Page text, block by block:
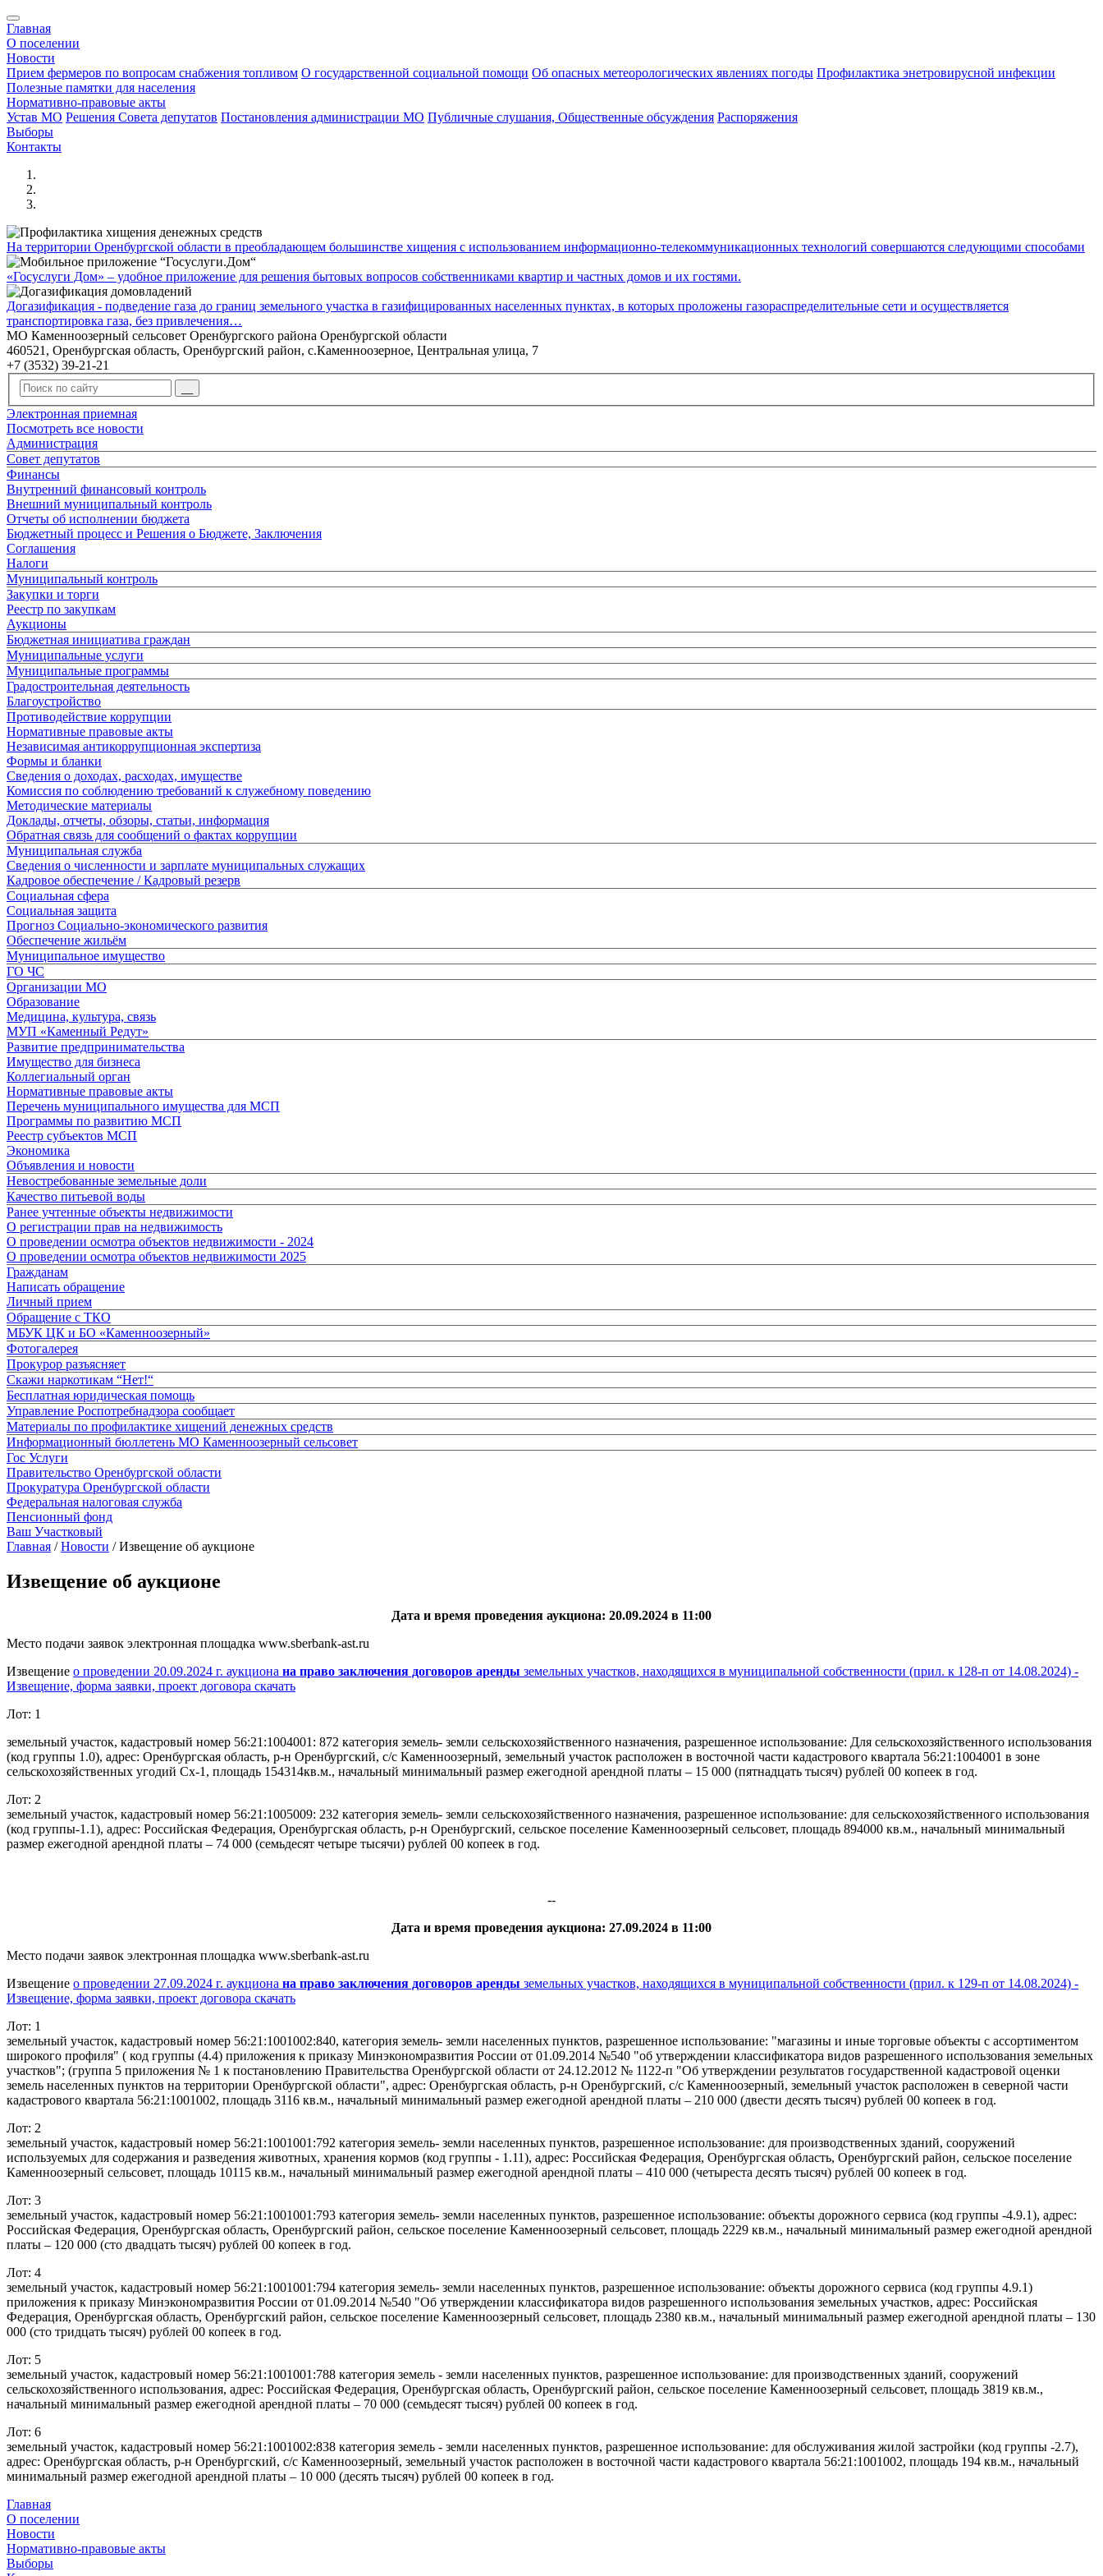
Главная
О поселении
Новости
Прием фермеров по вопросам снабжения топливом О государственной социальной помощи Об опасных метеорологических явлениях погоды Профилактика энетровирусной инфекции
Полезные памятки для населения
Нормативно-правовые акты
Устав МО Решения Совета депутатов Постановления администрации МО Публичные слушания, Общественные обсуждения Распоряжения
Выборы
Контакты
На территории Оренбургской области в преобладающем большинстве хищения с использованием информационно-телекоммуникационных технологий совершаются следующими способами
«Госуслуги Дом» – удобное приложение для решения бытовых вопросов собственниками квартир и частных домов и их гостями.
Догазификация - подведение газа до границ земельного участка в газифицированных населенных пунктах, в которых проложены газораспределительные сети и осуществляется
транспортировка газа, без привлечения…
МО Каменноозерный сельсовет Оренбургского района Оренбургской области
460521, Оренбургская область, Оренбургский район, с.Каменноозерное, Центральная улица, 7
+7 (3532) 39-21-21
Электронная приемная
Посмотреть все новости
Администрация
Совет депутатов
Финансы
Внутренний финансовый контроль
Внешний муниципальный контроль
Отчеты об исполнении бюджета
Бюджетный процесс и Решения о Бюджете, Заключения
Соглашения
Налоги
Муниципальный контроль
Закупки и торги
Реестр по закупкам
Аукционы
Бюджетная инициатива граждан
Муниципальные услуги
Муниципальные программы
Градостроительная деятельность
Благоустройство
Противодействие коррупции
Нормативные правовые акты
Независимая антикоррупционная экспертиза
Формы и бланки
Сведения о доходах, расходах, имуществе
Комиссия по соблюдению требований к служебному поведению
Методические материалы
Доклады, отчеты, обзоры, статьи, информация
Обратная связь для сообщений о фактах коррупции
Муниципальная служба
Сведения о численности и зарплате муниципальных служащих
Кадровое обеспечение / Кадровый резерв
Социальная сфера
Социальная защита
Прогноз Социально-экономического развития
Обеспечение жильём
Муниципальное имущество
ГО ЧС
Организации МО
Образование
Медицина, культура, связь
МУП «Каменный Редут»
Развитие предпринимательства
Имущество для бизнеса
Коллегиальный орган
Нормативные правовые акты
Перечень муниципального имущества для МСП
Программы по развитию МСП
Реестр субъектов МСП
Экономика
Объявления и новости
Невостребованные земельные доли
Качество питьевой воды
Ранее учтенные объекты недвижимости
О регистрации прав на недвижимость
О проведении осмотра объектов недвижимости - 2024
О проведении осмотра объектов недвижимости 2025
Гражданам
Написать обращение
Личный прием
Обращение с ТКО
МБУК ЦК и БО «Каменноозерный»
Фотогалерея
Прокурор разъясняет
Скажи наркотикам “Нет!“
Бесплатная юридическая помощь
Управление Роспотребнадзора сообщает
Материалы по профилактике хищений денежных средств
Информационный бюллетень МО Каменноозерный сельсовет
Гос Услуги
Правительство Оренбургской области
Прокуратура Оренбургской области
Федеральная налоговая служба
Пенсионный фонд
Ваш Участковый
Главная /Новости /Извещение об аукционе
Извещение об аукционе
Дата и время проведения аукциона: 20.09.2024 в 11:00
Место подачи заявок электронная площадка www.sberbank-ast.ru
Извещение о проведении 20.09.2024 г. аукциона на право заключения договоров аренды земельных участков, находящихся в муниципальной собственности (прил. к 128-п от 14.08.2024) -
Извещение, форма заявки, проект договора скачать
Лот: 1
земельный участок, кадастровый номер 56:21:1004001: 872 категория земель- земли сельскохозяйственного назначения, разрешенное использование: Для сельскохозяйственного использования
(код группы 1.0), адрес: Оренбургская область, р-н Оренбургский, с/с Каменноозерный, земельный участок расположен в восточной части кадастрового квартала 56:21:1004001 в зоне
сельскохозяйственных угодий Сх-1, площадь 154314кв.м., начальный минимальный размер ежегодной арендной платы – 15 000 (пятнадцать тысяч) рублей 00 копеек в год.
Лот: 2
земельный участок, кадастровый номер 56:21:1005009: 232 категория земель- земли сельскохозяйственного назначения, разрешенное использование: для сельскохозяйственного использования
(код группы-1.1), адрес: Российская Федерация, Оренбургская область, р-н Оренбургский, сельское поселение Каменноозерный сельсовет, площадь 894000 кв.м., начальный минимальный
размер ежегодной арендной платы – 74 000 (семьдесят четыре тысячи) рублей 00 копеек в год.
--
Дата и время проведения аукциона: 27.09.2024 в 11:00
Место подачи заявок электронная площадка www.sberbank-ast.ru
Извещение о проведении 27.09.2024 г. аукциона на право заключения договоров аренды земельных участков, находящихся в муниципальной собственности (прил. к 129-п от 14.08.2024) -
Извещение, форма заявки, проект договора скачать
Лот: 1
земельный участок, кадастровый номер 56:21:1001002:840, категория земель- земли населенных пунктов, разрешенное использование: "магазины и иные торговые объекты с ассортиментом
широкого профиля" ( код группы (4.4) приложения к приказу Минэкономразвития России от 01.09.2014 №540 "об утверждении классификатора видов разрешенного использования земельных
участков"; (группа 5 приложения № 1 к постановлению Правительства Оренбургской области от 24.12.2012 № 1122-п "Об утверждении результатов государственной кадастровой оценки
земель населенных пунктов на территории Оренбургской области", адрес: Оренбургская область, р-н Оренбургский, с/с Каменноозерный, земельный участок расположен в северной части
кадастрового квартала 56:21:1001002, площадь 3116 кв.м., начальный минимальный размер ежегодной арендной платы – 210 000 (двести десять тысяч) рублей 00 копеек в год.
Лот: 2
земельный участок, кадастровый номер 56:21:1001001:792 категория земель- земли населенных пунктов, разрешенное использование: для производственных зданий, сооружений
используемых для содержания и разведения животных, хранения кормов (код группы - 1.11), адрес: Российская Федерация, Оренбургская область, Оренбургский район, сельское поселение
Каменноозерный сельсовет, площадь 10115 кв.м., начальный минимальный размер ежегодной арендной платы – 410 000 (четыреста десять тысяч) рублей 00 копеек в год.
Лот: 3
земельный участок, кадастровый номер 56:21:1001001:793 категория земель- земли населенных пунктов, разрешенное использование: объекты дорожного сервиса (код группы -4.9.1), адрес:
Российская Федерация, Оренбургская область, Оренбургский район, сельское поселение Каменноозерный сельсовет, площадь 2229 кв.м., начальный минимальный размер ежегодной арендной
платы – 120 000 (сто двадцать тысяч) рублей 00 копеек в год.
Лот: 4
земельный участок, кадастровый номер 56:21:1001001:794 категория земель- земли населенных пунктов, разрешенное использование: объекты дорожного сервиса (код группы 4.9.1)
приложения к приказу Минэкономразвития России от 01.09.2014 №540 "Об утверждении классификатора видов разрешенного использования земельных участков, адрес: Российская
Федерация, Оренбургская область, Оренбургский район, сельское поселение Каменноозерный сельсовет, площадь 2380 кв.м., начальный минимальный размер ежегодной арендной платы – 130
000 (сто тридцать тысяч) рублей 00 копеек в год.
Лот: 5
земельный участок, кадастровый номер 56:21:1001001:788 категория земель - земли населенных пунктов, разрешенное использование: для производственных зданий, сооружений
сельскохозяйственного использования, адрес: Российская Федерация, Оренбургская область, Оренбургский район, сельское поселение Каменноозерный сельсовет, площадь 3819 кв.м.,
начальный минимальный размер ежегодной арендной платы – 70 000 (семьдесят тысяч) рублей 00 копеек в год.
Лот: 6
земельный участок, кадастровый номер 56:21:1001002:838 категория земель - земли населенных пунктов, разрешенное использование: для обслуживания жилой застройки (код группы -2.7),
адрес: Оренбургская область, р-н Оренбургский, с/с Каменноозерный, земельный участок расположен в восточной части кадастрового квартала 56:21:1001002, площадь 194 кв.м., начальный
минимальный размер ежегодной арендной платы – 10 000 (десять тысяч) рублей 00 копеек в год.
Главная
О поселении
Новости
Нормативно-правовые акты
Выборы